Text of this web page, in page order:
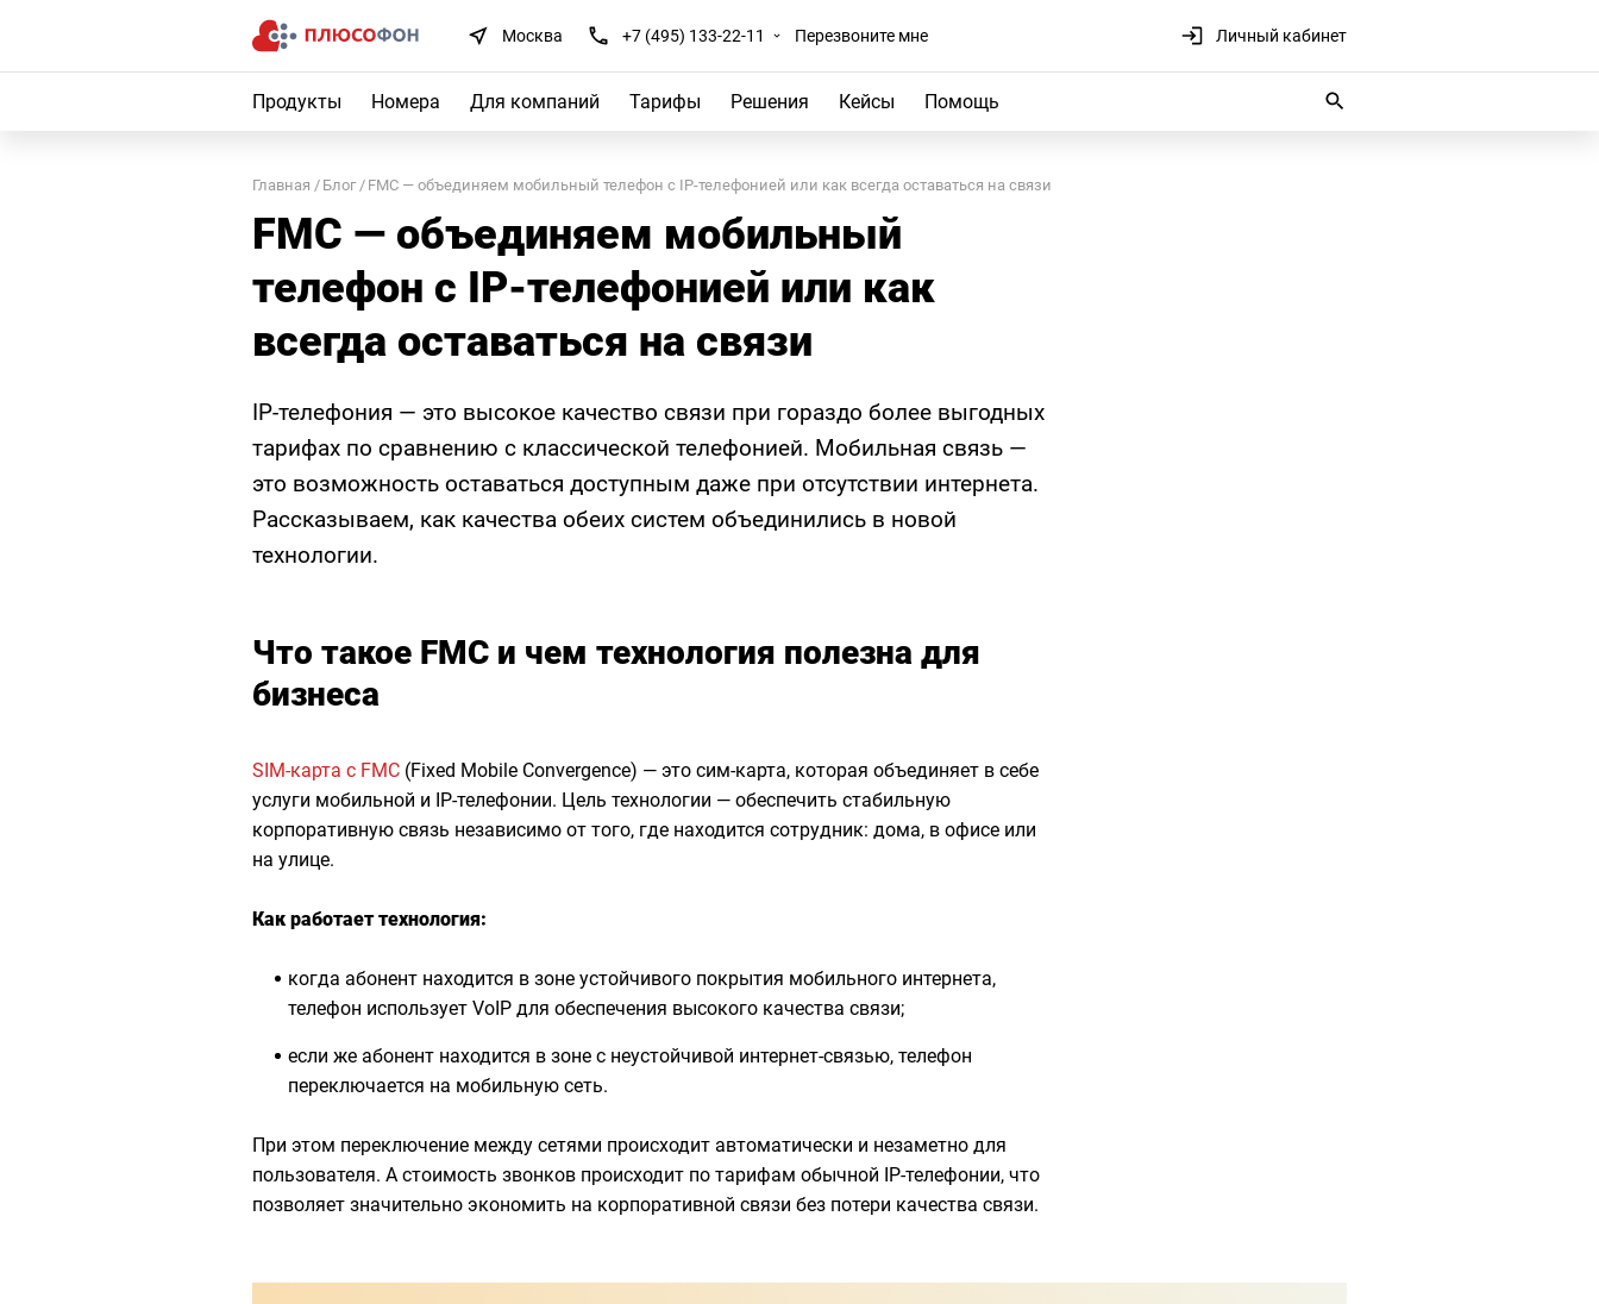
Москва +7 (495) 133-22-11 Перезвоните мне Личный кабинет
Продукты Номера Для компаний Тарифы Решения Кейсы Помощь
Главная Блог FMC — объединяем мобильный телефон с IP-телефонией или как всегда оставаться на связи
FMC — объединяем мобильный
телефон с IP-телефонией или как
всегда оставаться на связи
IP-телефония — это высокое качество связи при гораздо более выгодных
тарифах по сравнению с классической телефонией. Мобильная связь —
это возможность оставаться доступным даже при отсутствии интернета.
Рассказываем, как качества обеих систем объединились в новой
технологии.
Что такое FMC и чем технология полезна для
бизнеса
SIM-карта с FMC (Fixed Mobile Convergence) — это сим-карта, которая объединяет в себе
услуги мобильной и IP-телефонии. Цель технологии — обеспечить стабильную
корпоративную связь независимо от того, где находится сотрудник: дома, в офисе или
на улице.
Как работает технология:
когда абонент находится в зоне устойчивого покрытия мобильного интернета,
телефон использует VoIP для обеспечения высокого качества связи;
если же абонент находится в зоне с неустойчивой интернет-связью, телефон
переключается на мобильную сеть.
При этом переключение между сетями происходит автоматически и незаметно для
пользователя. А стоимость звонков происходит по тарифам обычной IP-телефонии, что
позволяет значительно экономить на корпоративной связи без потери качества связи.